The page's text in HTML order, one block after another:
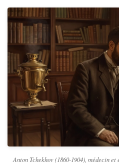
Anton Tchekhov (1860-1904), médecin